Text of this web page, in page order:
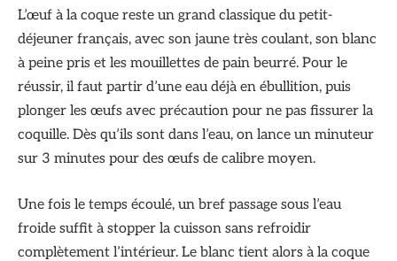
L’œuf à la coque reste un grand classique du petit-
déjeuner français, avec son jaune très coulant, son blanc
à peine pris et les mouillettes de pain beurré. Pour le
réussir, il faut partir d’une eau déjà en ébullition, puis
plonger les œufs avec précaution pour ne pas fissurer la
coquille. Dès qu’ils sont dans l’eau, on lance un minuteur
sur 3 minutes pour des œufs de calibre moyen.
Une fois le temps écoulé, un bref passage sous l’eau
froide suffit à stopper la cuisson sans refroidir
complètement l’intérieur. Le blanc tient alors à la coque